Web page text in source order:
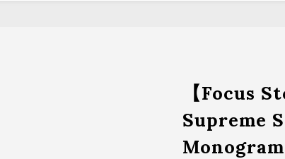
【Focus
Supreme